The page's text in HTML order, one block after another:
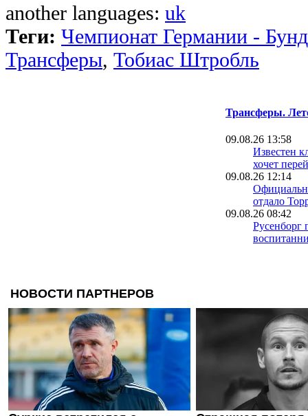
another languages: uk
Теги: Чемпионат Германии -
Трансферы, Тобиас Штробль
Трансферы.
09.08.26 13:58
Известен
хочет
09.08.26 12:14
отдало
09.08.26 08:42
Русенборг
даже в 200
08.08.26 22:37
громкий
Салаха в
один экс-